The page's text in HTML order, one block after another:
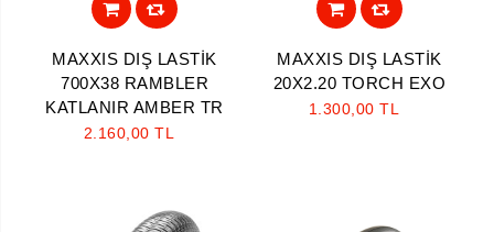
MAXXIS DIŞ LASTİK
700X38 RAMBLER
KATLANIR AMBER TR
2.160,00 TL
MAXXIS DIŞ LASTİK
20X2.20 TORCH EXO
1.300,00 TL